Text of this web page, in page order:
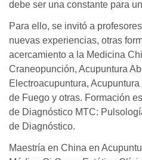
debe ser una constante para
Para ello, se invitó a
nuevas experiencias, otras
acercamiento a la Medicina
Craneopunción, Acupuntura
Electroacupuntura,
de Fuego y otras. Formación
de Diagnóstico MTC:
de Diagnóstico.
Maestría en China en